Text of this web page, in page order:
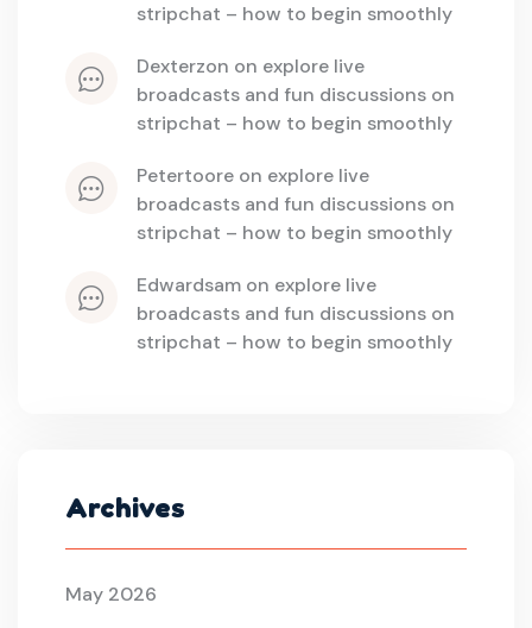
stripchat – how to begin smoothly
dexterzon on explore live
broadcasts and fun discussions on
stripchat – how to begin smoothly
petertoore on explore live
broadcasts and fun discussions on
stripchat – how to begin smoothly
edwardsam on explore live
broadcasts and fun discussions on
stripchat – how to begin smoothly
Archives
May 2026